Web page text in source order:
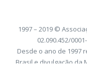
1997 – 2019 ©
02.090.452/
Desde o ano de 1997
Brasil e divulgação da